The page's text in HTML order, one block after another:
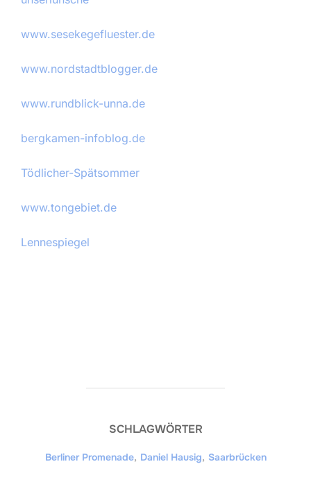
www.sesekegefluester.de
www.nordstadtblogger.de
www.rundblick-unna.de
bergkamen-infoblog.de
Tödlicher-Spätsommer
www.tongebiet.de
Lennespiegel
SCHLAGWÖRTER
Berliner Promenade, Daniel Hausig, Saarbrücken